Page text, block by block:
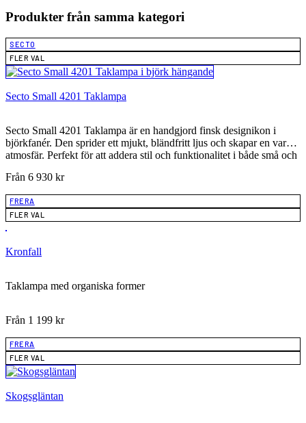
Produkter från samma kategori
SECTO
FLER VAL
Secto Small 4201 Taklampa
Secto Small 4201 Taklampa är en handgjord finsk designikon i
björkfanér. Den sprider ett mjukt, bländfritt ljus och skapar en varm
atmosfär. Perfekt för att addera stil och funktionalitet i både små och
Finns i flera färger. Förhöj din ljussättning med denna tidlösa
taklampa.
Från 6 930 kr
FRERA
FLER VAL
Kronfall
Taklampa med organiska former
Från 1 199 kr
FRERA
FLER VAL
Skogsgläntan